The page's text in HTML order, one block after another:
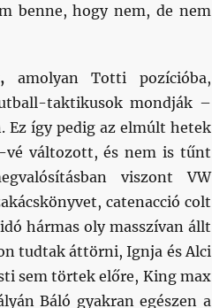
benne, hogy nem, de nem
amolyan Totti pozícióba,
taktikusok mondják –
Ez így pedig az elmúlt hetek
változott, és nem is tűnt
viszont VW
catenacció colt
hármas oly masszívan állt
tudtak áttörni, Ignja és Alci
sem törtek előre, King max
Báló gyakran egészen a